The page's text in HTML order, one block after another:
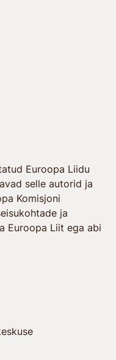
Euroopa Liidu
selle autorid ja
Komisjoni
ja
Euroopa Liit ega abi